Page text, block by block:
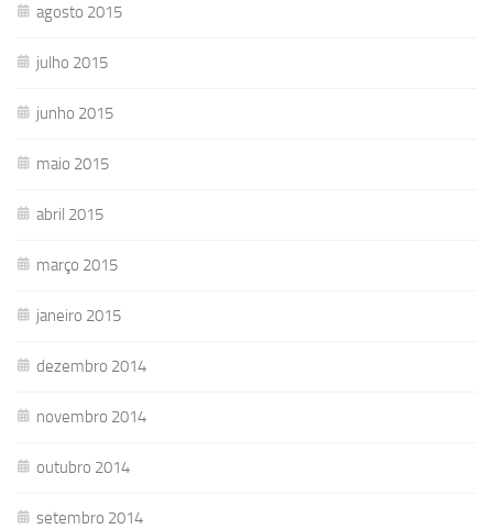
agosto 2015
julho 2015
junho 2015
maio 2015
abril 2015
março 2015
janeiro 2015
dezembro 2014
novembro 2014
outubro 2014
setembro 2014